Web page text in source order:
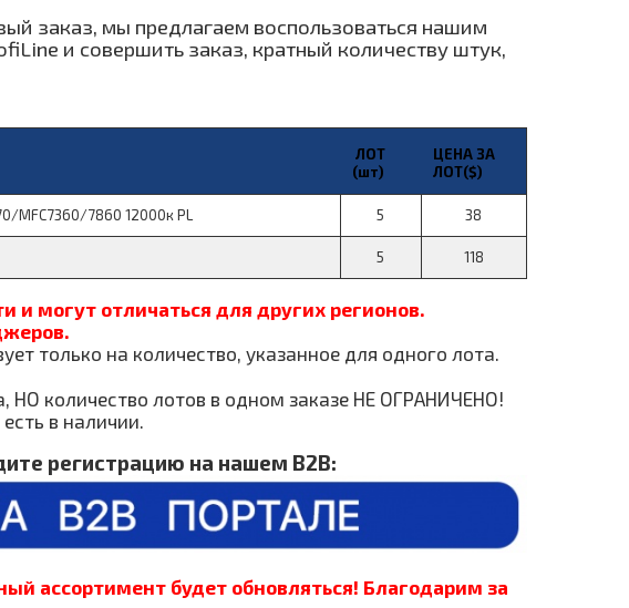
заказ, мы предлагаем воспользоваться нашим
и совершить заказ, кратный количеству штук,
ЛОТ
(шт)
ЦЕНА ЗА
ЛОТ($)
MFC7360/7860 12000к PL 5 38
5 118
могут отличаться для других регионов.
только на количество, указанное для одного лота.
НО количество лотов в одном заказе НЕ ОГРАНИЧЕНО!
в наличии.
регистрацию на нашем В2В:
ассортимент будет обновляться! Благодарим за